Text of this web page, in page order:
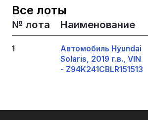
Все лоты
№ лота Наименование
1
Автомобиль Hyundai
Solaris, 2019 г.в., VIN
- Z94K241CBLR151513